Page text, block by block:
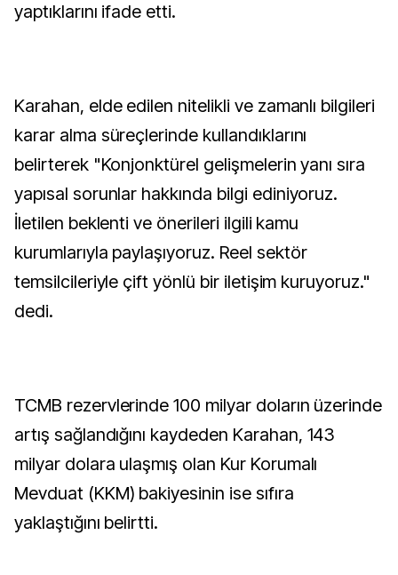
yaptıklarını ifade etti.
Karahan, elde edilen nitelikli ve zamanlı bilgileri
karar alma süreçlerinde kullandıklarını
belirterek "Konjonktürel gelişmelerin yanı sıra
yapısal sorunlar hakkında bilgi ediniyoruz.
İletilen beklenti ve önerileri ilgili kamu
kurumlarıyla paylaşıyoruz. Reel sektör
temsilcileriyle çift yönlü bir iletişim kuruyoruz."
dedi.
TCMB rezervlerinde 100 milyar doların üzerinde
artış sağlandığını kaydeden Karahan, 143
milyar dolara ulaşmış olan Kur Korumalı
Mevduat (KKM) bakiyesinin ise sıfıra
yaklaştığını belirtti.